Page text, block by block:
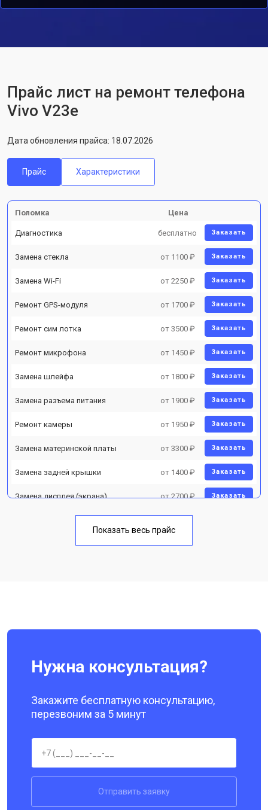
Прайс лист на ремонт телефона
Vivo V23e
Дата обновления прайса: 18.07.2026
Прайс Характеристики
Поломка Цена
Диагностика бесплатно Заказать
Замена стекла от 1100 ₽ Заказать
Замена Wi-Fi от 2250 ₽ Заказать
Ремонт GPS-модуля от 1700 ₽ Заказать
Ремонт сим лотка от 3500 ₽ Заказать
Ремонт микрофона от 1450 ₽ Заказать
Замена шлейфа от 1800 ₽ Заказать
Замена разъема питания от 1900 ₽ Заказать
Ремонт камеры от 1950 ₽ Заказать
Замена материнской платы от 3300 ₽ Заказать
Замена задней крышки от 1400 ₽ Заказать
Замена дисплея (экрана) от 2700 ₽ Заказать
Замена кнопки включения от 1750 ₽
Показать весь прайс
Нужна консультация?
Закажите бесплатную консультацию,
перезвоним за 5 минут
Отправить заявку